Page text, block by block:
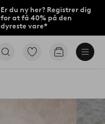
Er du ny her? Registrer dig
for at få 40% på den
dyreste vare*
Gå
Gå